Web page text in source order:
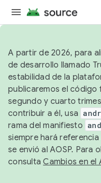
A partir de 2026, para
de desarrollo llamado
estabilidad de la
publicaremos el código
segundo y cuarto
contribuir a él, usa
rama del manifiesto
siempre hará
se envió al AOSP. Para
consultaCambios en el